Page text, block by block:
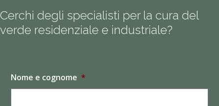
Cerchi degli specialisti per la cura del
verde residenziale e industriale?
Nome e cognome *